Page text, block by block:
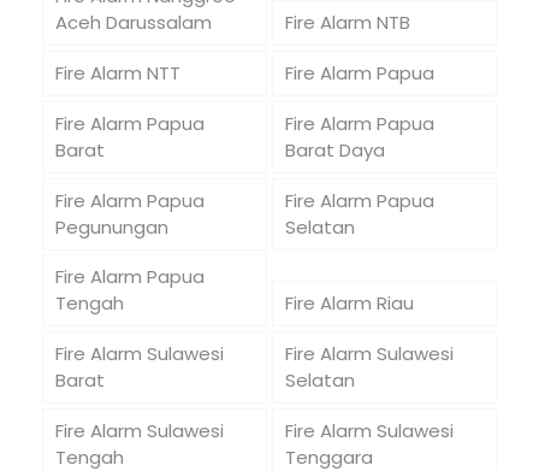
Aceh Darussalam
Fire Alarm NTB
Fire Alarm NTT
Fire Alarm Papua
Fire Alarm Papua
Barat
Fire Alarm Papua
Barat Daya
Fire Alarm Papua
Pegunungan
Fire Alarm Papua
Selatan
Fire Alarm Papua
Tengah
Fire Alarm Riau
Fire Alarm Sulawesi
Barat
Fire Alarm Sulawesi
Selatan
Fire Alarm Sulawesi
Tengah
Fire Alarm Sulawesi
Tenggara